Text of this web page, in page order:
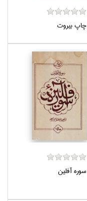
چاپ بيروت
سوره آفلين